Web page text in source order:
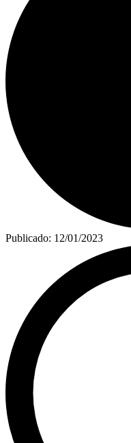
Publicado: 12/01/2023